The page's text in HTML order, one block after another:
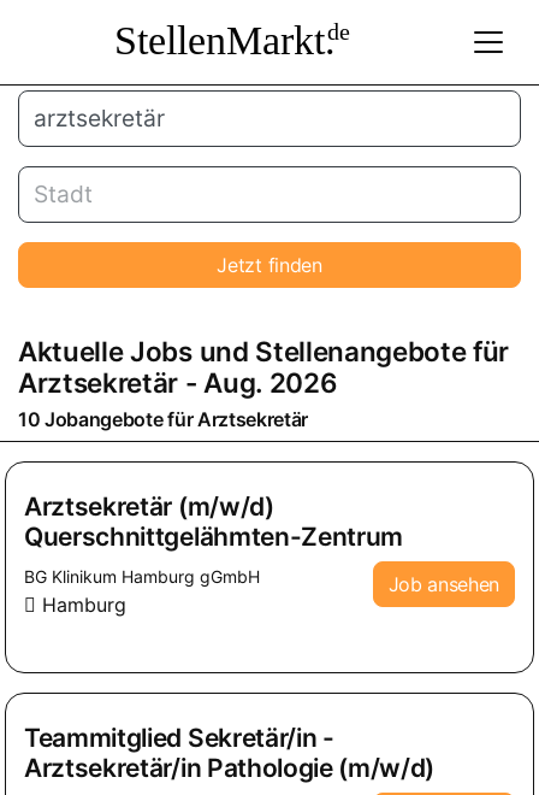
StellenMarkt.de
Jetzt finden
Aktuelle Jobs und Stellenangebote für
Arztsekretär - Aug. 2026
10 Jobangebote für Arztsekretär
Arztsekretär (m/w/d)
Querschnittgelähmten-Zentrum
BG Klinikum Hamburg gGmbH
Hamburg
Job ansehen
Teammitglied Sekretär/in -
Arztsekretär/in Pathologie (m/w/d)